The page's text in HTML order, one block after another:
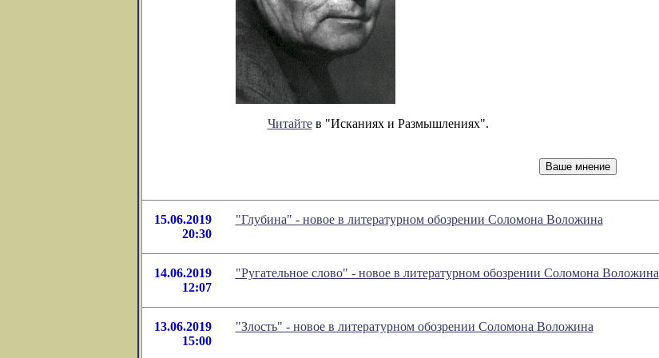
Читайтев "Исканиях и Размышлениях".
15.06.2019
20:30
"Глубина" - новое в литературном обозрении Соломона Воложина
14.06.2019
12:07
"Ругательное слово" - новое в литературном обозрении Соломона Воложина
13.06.2019
15:00
"Злость" - новое в литературном обозрении Соломона Воложина